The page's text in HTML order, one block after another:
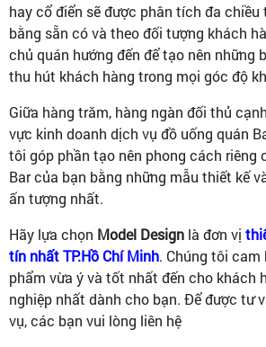
hay cổ điển sẽ được phân tích đa
bằng sẵn có và theo đối tượng khách
chủ quán hướng đến để tạo nên những
thu hút khách hàng trong mọi góc độ
Giữa hàng trăm, hàng ngàn đối thủ
vực kinh doanh dịch vụ đồ uống quán
tôi góp phần tạo nên phong cách riêng
Bar của bạn bằng những mẫu thiết kế
ấn tượng nhất.
Hãy lựa chọn Model Design là đơn vị
tín nhất TP.Hồ Chí Minh. Chúng tôi cam
phẩm vừa ý và tốt nhất đến cho khách
nghiệp nhất dành cho bạn. Để được tư
vụ, các bạn vui lòng liên hệ